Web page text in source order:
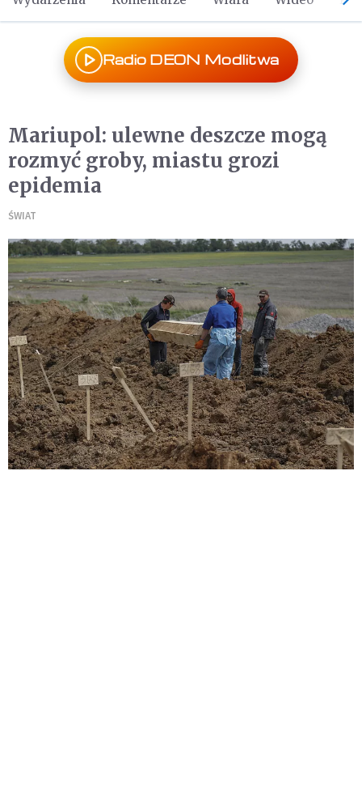
Radio DEON Modlitwa
Mariupol: ulewne deszcze mogą
rozmyć groby, miastu grozi
epidemia
ŚWIAT